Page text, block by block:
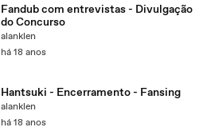
Fandub com entrevistas - Divulgação
do Concurso
alanklen
há 18 anos
Hantsuki - Encerramento - Fansing
alanklen
há 18 anos